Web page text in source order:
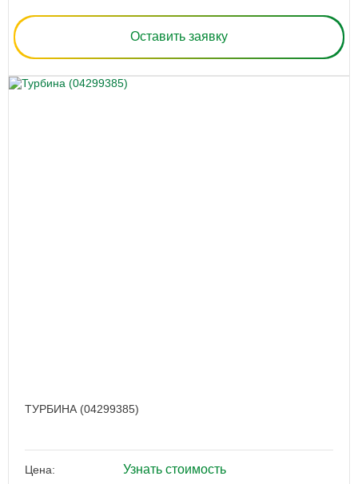
Оставить заявку
ТУРБИНА (04299385)
Цена: Узнать стоимость